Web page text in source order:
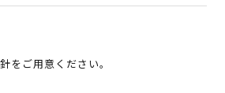
をご用意ください。